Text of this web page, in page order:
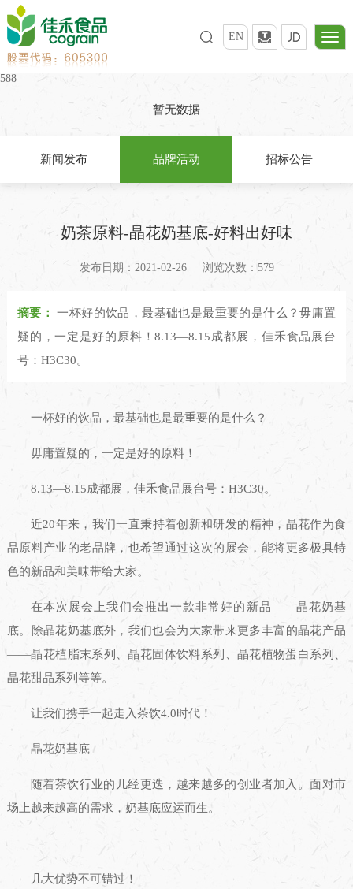
EN
588
暂无数据
新闻发布 品牌活动 招标公告
奶茶原料-晶花奶基底-好料出好味
发布日期：2021-02-26 浏览次数：579
摘要：
一杯好的饮品，最基础也是最重要的是什么？毋庸置
疑的，一定是好的原料！8.13—8.15成都展，佳禾食品展台
号：H3C30。
一杯好的饮品，最基础也是最重要的是什么？
毋庸置疑的，一定是好的原料！
8.13—8.15成都展，佳禾食品展台号：H3C30。
近20年来，我们一直秉持着创新和研发的精神，晶花作为食
品原料产业的老品牌，也希望通过这次的展会，能将更多极具特
色的新品和美味带给大家。
在本次展会上我们会推出一款非常好的新品——晶花奶基
底。除晶花奶基底外，我们也会为大家带来更多丰富的晶花产品
——晶花植脂末系列、晶花固体饮料系列、晶花植物蛋白系列、
晶花甜品系列等等。
让我们携手一起走入茶饮4.0时代！
晶花奶基底
随着茶饮行业的几经更迭，越来越多的创业者加入。面对市
场上越来越高的需求，奶基底应运而生。
几大优势不可错过！